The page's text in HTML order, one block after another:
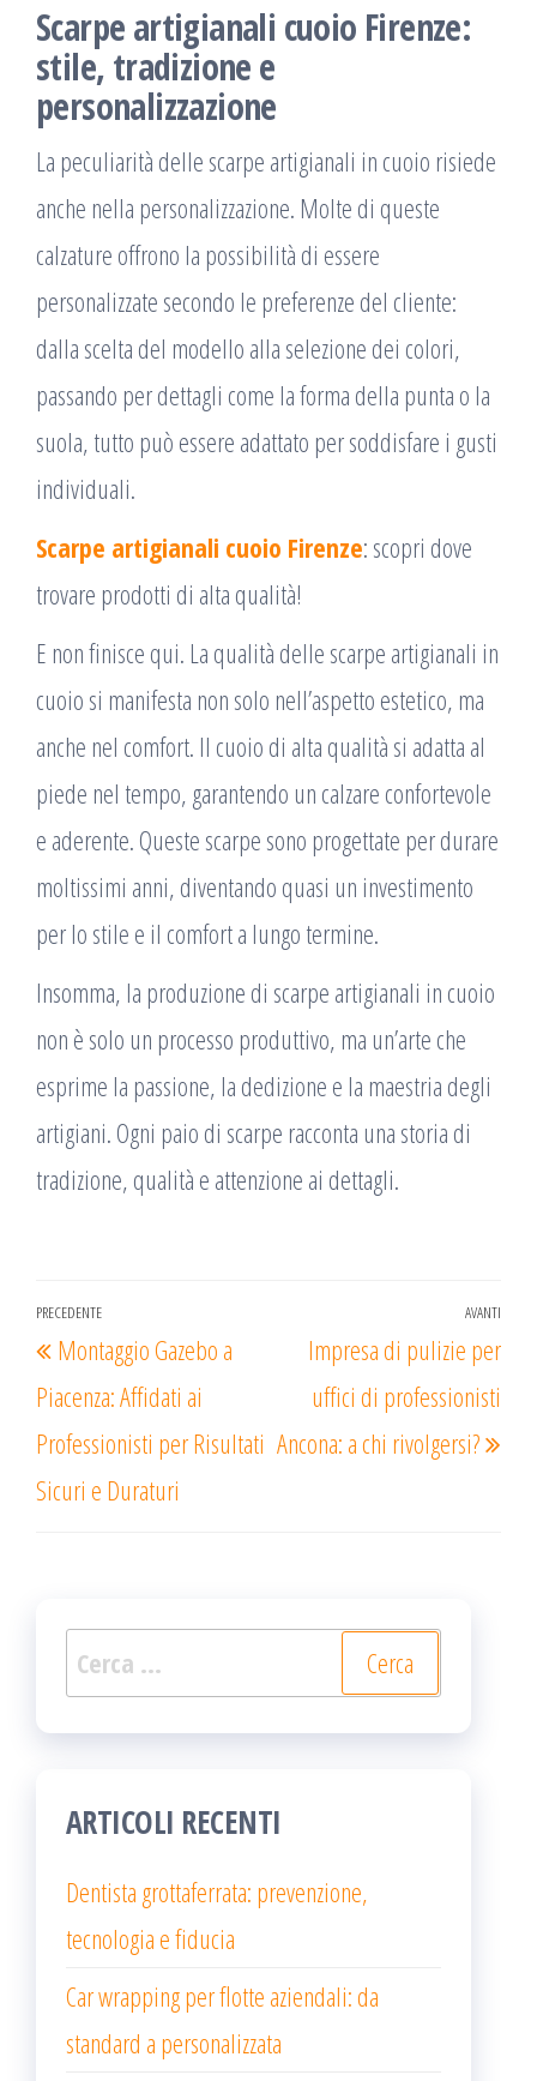
Scarpe artigianali cuoio Firenze:
stile, tradizione e
personalizzazione
La peculiarità delle scarpe artigianali in cuoio risiede
anche nella personalizzazione. Molte di queste
calzature offrono la possibilità di essere
personalizzate secondo le preferenze del cliente:
dalla scelta del modello alla selezione dei colori,
passando per dettagli come la forma della punta o la
suola, tutto può essere adattato per soddisfare i gusti
individuali.
Scarpe artigianali cuoio Firenze: scopri dove
trovare prodotti di alta qualità!
E non finisce qui. La qualità delle scarpe artigianali in
cuoio si manifesta non solo nell’aspetto estetico, ma
anche nel comfort. Il cuoio di alta qualità si adatta al
piede nel tempo, garantendo un calzare confortevole
e aderente. Queste scarpe sono progettate per durare
moltissimi anni, diventando quasi un investimento
per lo stile e il comfort a lungo termine.
Insomma, la produzione di scarpe artigianali in cuoio
non è solo un processo produttivo, ma un’arte che
esprime la passione, la dedizione e la maestria degli
artigiani. Ogni paio di scarpe racconta una storia di
tradizione, qualità e attenzione ai dettagli.
Navigazione
articoli
Articolo
precedente
PRECEDENTE
Montaggio Gazebo a
Piacenza: Affidati ai
Professionisti per Risultati
Sicuri e Duraturi
AVANTI
Impresa di pulizie per
uffici di professionisti
Ancona: a chi rivolgersi?
Ricerca
per:
ARTICOLI RECENTI
Dentista grottaferrata: prevenzione,
tecnologia e fiducia
Car wrapping per flotte aziendali: da
standard a personalizzata